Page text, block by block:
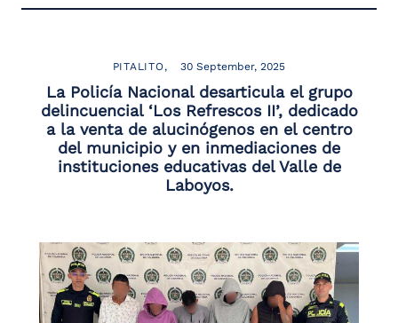
navigate
PITALITO 30 September, 2025
La Policía Nacional desarticula el grupo
delincuencial ‘Los Refrescos II’, dedicado
a la venta de alucinógenos en el centro
del municipio y en inmediaciones de
instituciones educativas del Valle de
Laboyos.